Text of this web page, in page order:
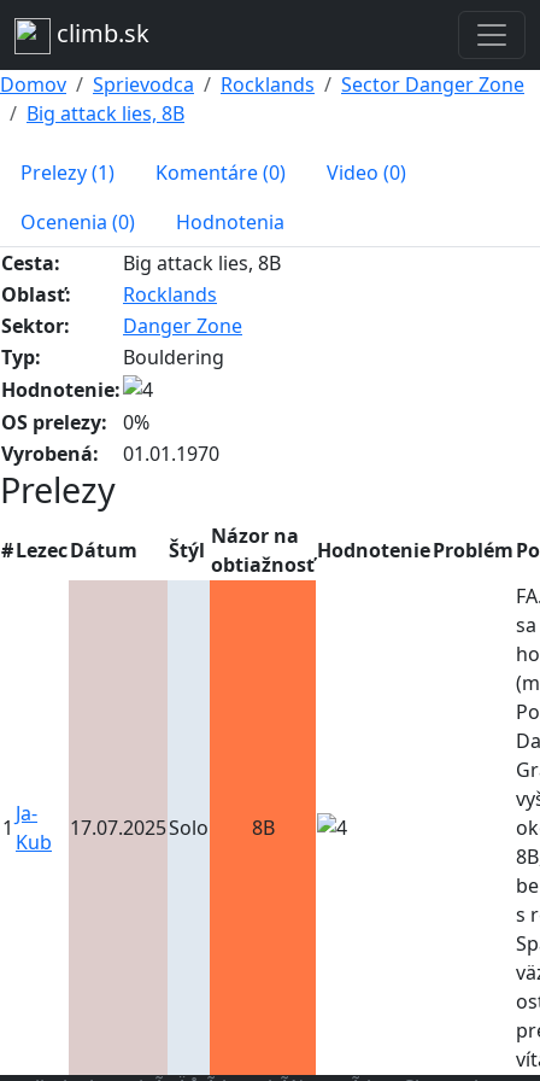
climb.sk
Domov Sprievodca Rocklands
Sector Danger Zone
Big attack lies, 8B
Prelezy (1) Komentáre (0)
Video (0)
Ocenenia (0)
Hodnotenia
Cesta:
Big attack lies, 8B
Oblasť:
Rocklands
Sektor:
Danger Zone
Typ:
Bouldering
Hodnotenie:
OS prelezy:
0%
Vyrobená:
01.01.1970
Prelezy
#LezecDátum Štýl
Názor na
obtiažnosť
HodnotenieProblém
1
Ja-
Kub
17.07.2025Solo 8B
s